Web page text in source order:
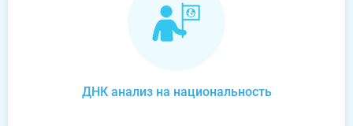
ДНК анализ на национальность